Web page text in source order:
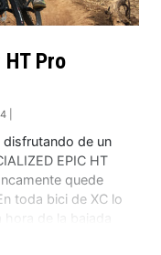
Pro
4 |
de un
EPIC HT
quede
toda bici de XC lo
de la bajada